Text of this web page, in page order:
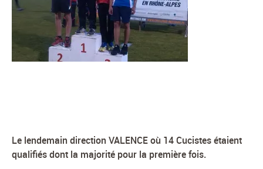
Le lendemain direction VALENCE où 14 Cucistes étaient
qualifiés dont la majorité pour la première fois.